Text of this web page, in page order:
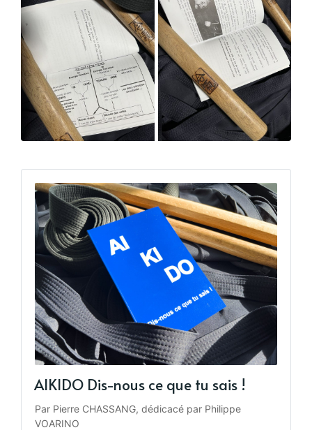
AIKIDO Dis-nous ce que tu sais !
Par Pierre CHASSANG, dédicacé par Philippe
VOARINO